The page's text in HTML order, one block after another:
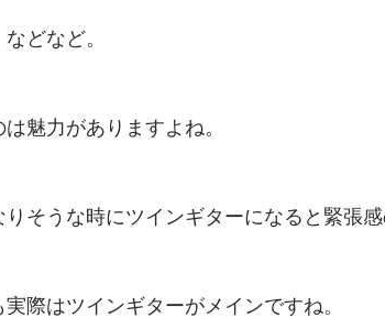
どなど。
魅力がありますよね。
そうな時にツインギターになると緊張
際はツインギターがメインですね。